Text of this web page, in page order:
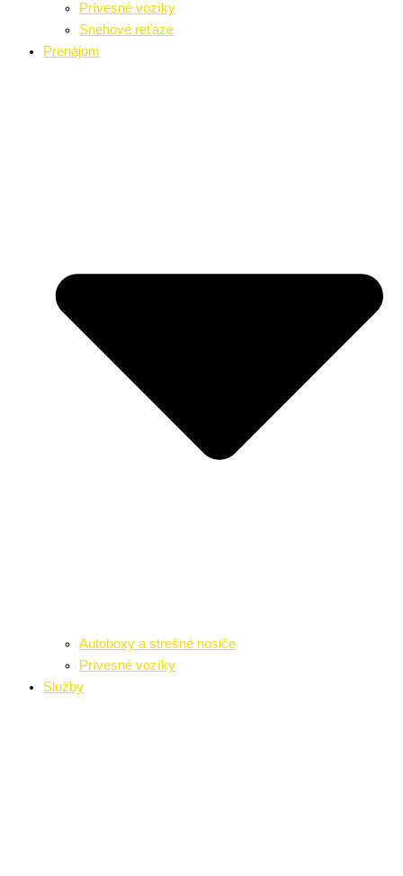
Prívesné vozíky
Snehové reťaze
Prenájom
Autoboxy a strešné nosiče
Prívesné vozíky
Služby